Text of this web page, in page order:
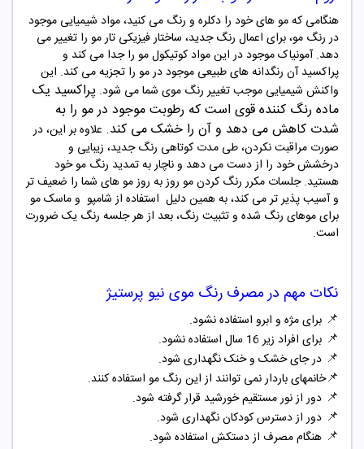
هنگامی که مو های خود را دکلره و رنگ می کنید، مواد شیمیایی موجود
در رنگ مو، برای اعمال رنگ جدید، ساختار فیزیکی تار مو را تغییر می
دهد. آمونیاک موجود در این مواد کوتیکول مو را جدا می کند و
پراکسید آن رنگدانه های طبیعی موجود در مو را تجزیه می کند. این
واکنش شیمیایی موجب تغییر رنگ موی شما می شود. پراکسید یک
ماده رنگ‌ کننده قوی است که رطوبتموجود در مو را به
شدت کاهش می دهد و آن را خشک می کند. علاوه بر این، در
صورت مراقبت نکردن، طی مدت کوتاهی رنگ جدید، زیبایی و
درخشش خود را از دست می دهد و ناچار به تمدید رنگ مو خود
هستید. جلسات مکرر رنگ کردن مو روز به روز مو های شما را ضعیف تر
و آسیب پذیر تر می کند، به همین دلیل استفاده از شامپو و ماسک مو
برای موهای رنگ شده و تثبیت رنگ، بعد از هر جلسه رنگ یک ضرورت
است.
نکات مهم در مصرف رنگ موی نیو پرستیژ
📌 برای مژه و ابرو استفاده نشود.
📌 برای افراد زیر 16 سال استفاده نشود.
📌 در جای خشک و خنک نگهداری شود.
📌خانمهای باردار نمی توانند از این رنگ مو استفاده کنند.
📌 دور از نور مستقیم خورشید قرار گرفته شود.
📌 دور از دسترس کودکان نگهداری شود.
📌 هنگام مصرف از دستکش استفاده شود.